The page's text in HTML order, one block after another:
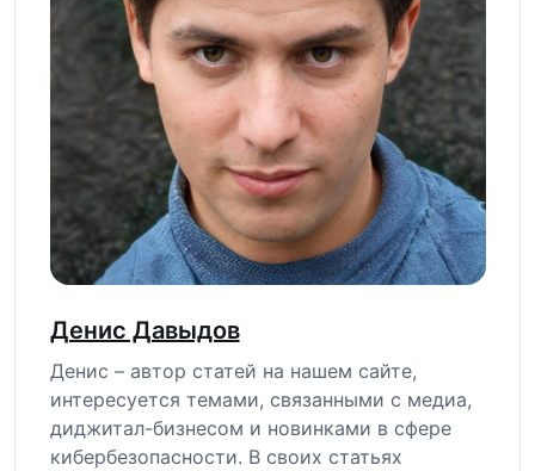
Денис Давыдов
Денис – автор статей на нашем сайте,
интересуется темами, связанными с медиа,
диджитал-бизнесом и новинками в сфере
кибербезопасности. В своих статьях